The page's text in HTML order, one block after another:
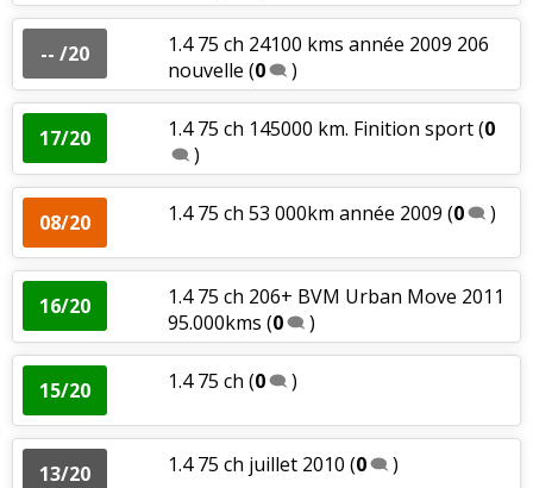
-- /20
1.4 75 ch 24100 kms année 2009 206
nouvelle (0 )
17/20 1.4 75 ch 145000 km. Finition sport(0
)
08/20 1.4 75 ch 53 000km année 2009 (0 )
16/20
1.4 75 ch 206+ BVM Urban Move 2011
95.000kms (0 )
15/20 1.4 75 ch (0 )
13/20 1.4 75 ch juillet 2010 (0 )